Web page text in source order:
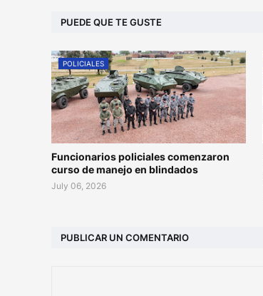
PUEDE QUE TE GUSTE
POLICIALES
Funcionarios policiales comenzaron
curso de manejo en blindados
July 06, 2026
PUBLICAR UN COMENTARIO